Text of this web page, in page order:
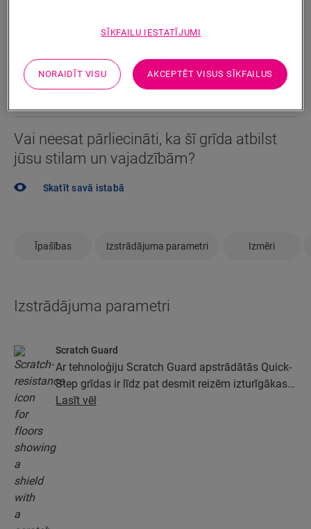
MEKLĒT
Vai neesat pārliecināti, ka šī grīda atbilst
jūsu stilam un vajadzībām?
Skatīt savā istabā
Īpašības Izstrādājuma parametri Izmēri
Izstrādājuma parametri
Scratch Guard
Ar tehnoloģiju Scratch Guard apstrādātās Quick-
Step grīdas ir līdz pat desmit reizēm izturīgākas
pret skrāpējumiem nekā grīdas, kas nav
Lasīt vēl
SĪKFAILU IESTATĪJUMI
NORAIDĪT VISU AKCEPTĒT VISUS SĪKFAILUS